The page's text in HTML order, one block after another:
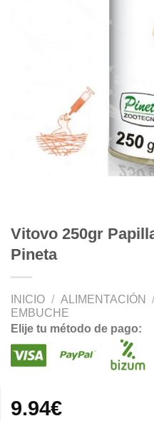
Vitovo 250gr
Pineta
INICIO / ALIMENTACIÓN
EMBUCHE
Elije tu método de pago:
9.94€